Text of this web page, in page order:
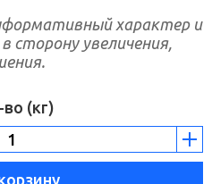
характер и
сторону увеличения,
(кг)